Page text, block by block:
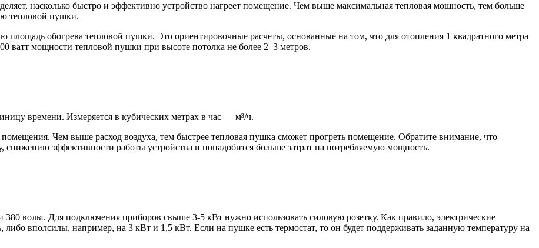
насколько быстро и эффективно устройство нагреет помещение. Чем выше максимальная тепловая мощность, тем больше
тепловой пушки.
площадь обогрева тепловой пушки. Это ориентировочные расчеты, основанные на том, что для отопления 1 квадратного метра
ватт мощности тепловой пушки при высоте потолка не более 2–3 метров.
времени. Измеряется в кубических метрах в час — м³/ч.
помещения. Чем выше расход воздуха, тем быстрее тепловая пушка сможет прогреть помещение. Обратите внимание, что
эффективности работы устройства и понадобится больше затрат на потребляемую мощность.
380 вольт. Для подключения приборов свыше 3-5 кВт нужно использовать силовую розетку. Как правило, электрические
вполсилы, например, на 3 кВт и 1,5 кВт. Если на пушке есть термостат, то он будет поддерживать заданную температуру на